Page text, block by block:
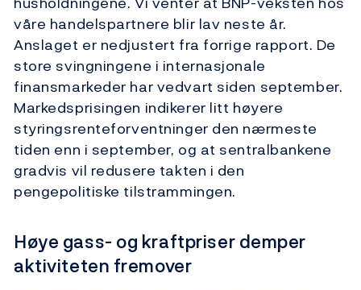
våre handelspartnere blir lav neste år.
Anslaget er nedjustert fra forrige rapport. De
store svingningene i internasjonale
finansmarkeder har vedvart siden september.
Markedsprisingen indikerer litt høyere
styringsrenteforventninger den nærmeste
tiden enn i september, og at sentralbankene
gradvis vil redusere takten i den
pengepolitiske tilstrammingen.
Høye gass- og kraftpriser demper
aktiviteten fremover